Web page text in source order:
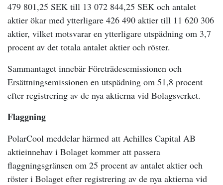
479 801,25 SEK till 13 072 844,25 SEK och antalet
aktier ökar med ytterligare 426 490 aktier till 11 620 306
aktier, vilket motsvarar en ytterligare utspädning om 3,7
procent av det totala antalet aktier och röster.
Sammantaget innebär Företrädesemissionen och
Ersättningsemissionen en utspädning om 51,8 procent
efter registrering av de nya aktierna vid Bolagsverket.
PolarCool meddelar härmed att Achilles Capital AB
aktieinnehav i Bolaget kommer att passera
flaggningsgränsen om 25 procent av antalet aktier och
röster i Bolaget efter registrering av de nya aktierna vid